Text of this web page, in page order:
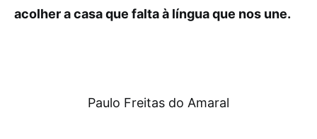
acolher a casa que falta à língua que nos une.
Paulo Freitas do Amaral